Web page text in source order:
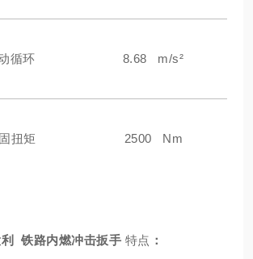
循环 8.68 m/s²
扭矩 2500 Nm
铁路内燃冲击扳手 特点 ：